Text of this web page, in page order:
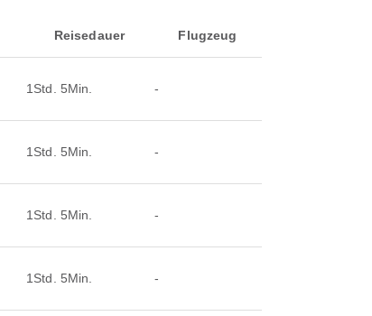
Reisedauer Flugzeug
1Std. 5Min. -
1Std. 5Min. -
1Std. 5Min. -
1Std. 5Min. -